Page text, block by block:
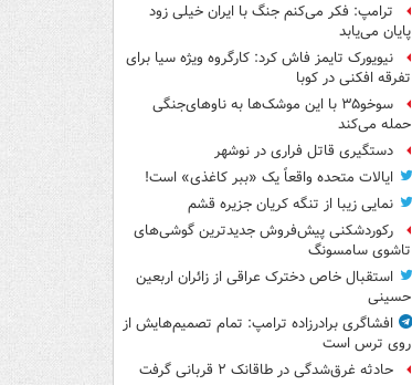
ترامپ: فکر می‌کنم جنگ با ایران خیلی زود
پایان می‌یابد
نیویورک تایمز فاش کرد: کارگروه ویژه سیا برای
تفرقه افکنی در کوبا
سوخو۳۵ با این موشک‌ها به ناوهای‌جنگی
حمله می‌کند
دستگیری قاتل فراری در نوشهر
ایالات متحده واقعاً یک «ببر کاغذی» است!
نمایی زیبا از تنگه کریان جزیره قشم
رکوردشکنی پیش‌فروش جدیدترین گوشی‌های
تاشوی سامسونگ
استقبال خاص دخترک عراقی از زائران اربعین
حسینی
افشاگری برادرزاده ترامپ: تمام تصمیم‌هایش از
روی ترس است
حادثه غرق‌شدگی در طاقانک ۲ قربانی گرفت